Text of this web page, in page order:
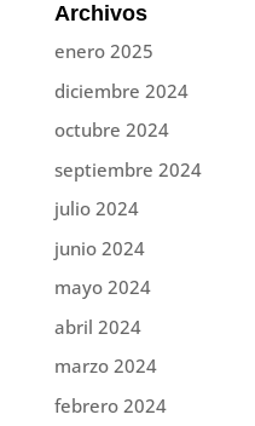
Archivos
enero 2025
diciembre 2024
octubre 2024
septiembre 2024
julio 2024
junio 2024
mayo 2024
abril 2024
marzo 2024
febrero 2024